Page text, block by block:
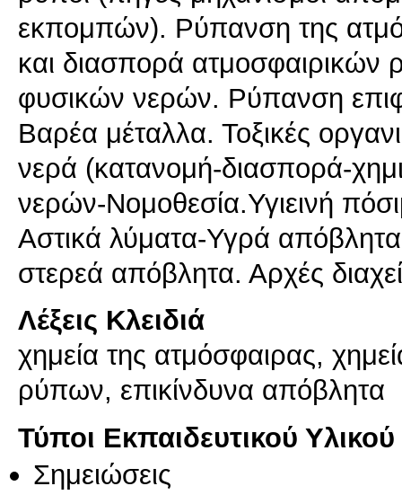
εκπομπών). Ρύπανση της
και διασπορά
φυσικών νερών. Ρύπανση
Βαρέα μέταλλα. Τοξικές
νερά (κατανομή-διασπορά-
νερών-Νομοθεσία.Υγιεινή
Αστικά λύματα-Υγρά
στερεά απόβλητα. Αρχές
Λέξεις Κλειδιά
χημεία της ατμόσφαιρας,
ρύπων, επικίνδυνα απόβλητα
Τύποι Εκπαιδευτικού Υλικού
Σημειώσεις